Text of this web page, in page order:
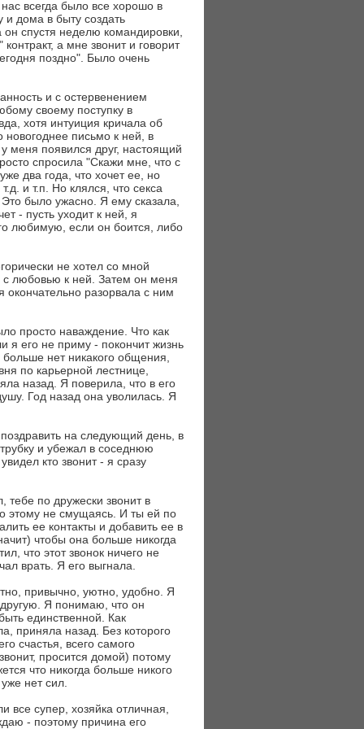
всегда было все хорошо в
дома в быту создать
спустя неделю командировки,
а мне звонит и говорит
поздно". Было очень
и с остервенением
своему поступку в
хотя интуиция кричала об
новогоднее письмо к ней, в
меня появился друг, настоящий
спросила "Скажи мне, что с
два года, что хочет ее, но
и т.п. Но клялся, что секса
было ужасно. Я ему сказала,
- пусть уходит к ней, я
любимую, если он боится, либо
не хотел со мной
с любовью к ней. Затем он меня
разорвала с ним
просто наваждение. Что как
я его не приму - покончит жизнь
нет никакого общения,
по карьерной лестнице,
назад. Я поверила, что в его
Год назад она уволилась. Я
на следующий день, в
и убежал в соседнюю
кто звонит - я сразу
по дружески звонит в
этому не смущаясь. И ты ей по
ее контакты и добавить ее в
чтобы она больше никогда
что этот звонок ничего не
врать. Я его выгнала.
привычно, уютно, удобно. Я
Я понимаю, что он
единственной. Как
приняла назад. Без которого
счастья, всего самого
просится домой) потому
что никогда больше никого
нет сил.
все супер, хозяйка отличная,
- поэтому причина его